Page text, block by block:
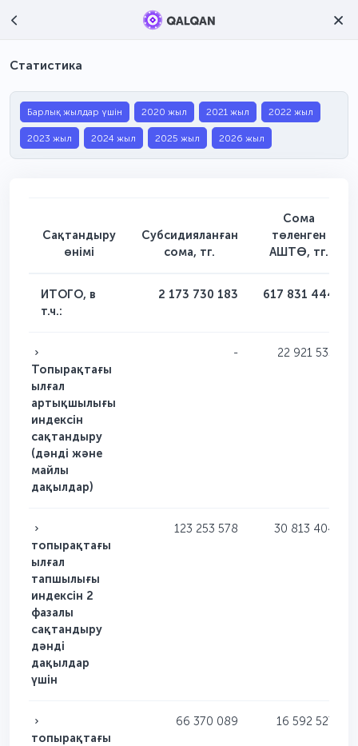
Статистика
Барлық жылдар үшін 2020 жыл 2021 жыл 2022 жыл
2023 жыл 2024 жыл 2025 жыл 2026 жыл
Сақтандыру
өнімі
Субсидияланған
сома, тг.
Сома
төленген
АШТӨ, тг.
ИТОГО, в
т.ч.:
2 173 730 183 617 831 444
Топырақтағы
ылғал
артықшылығы
индексін
сақтандыру
(дәнді және
майлы
дақылдар)
- 22 921 535
топырақтағы
ылғал
тапшылығы
индексін 2
фазалы
сақтандыру
дәнді
дақылдар
үшін
123 253 578 30 813 404
топырақтағы
66 370 089 16 592 527